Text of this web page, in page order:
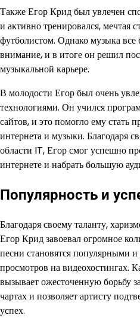
Также Егор Крид был увлечен
и активно тренировался, мечтая
футболистом. Однако музыка все
внимание, и в итоге он решил
музыкальной карьере.
В молодости Егор был очень
технологиями. Он учился
сайтов, и это помогло ему стать
интернета и музыки. Благодаря
области IT, Егор смог успешно
интернете и набрать большую
Популярность и
Благодаря своему таланту,
Егор Крид завоевал огромное
песни становятся популярными
просмотров на видеохостингах.
вызывает ожесточенную борьбу
чартах и позволяет артисту
успех.